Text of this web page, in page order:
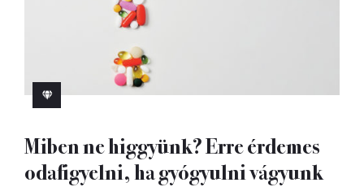
Miben ne higgyünk? Erre érdemes
odafigyelni, ha gyógyulni vágyunk